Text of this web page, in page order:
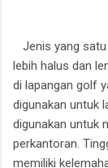
Jenis yang
lebih halus dan
di lapangan golf
digunakan untuk
digunakan untuk
perkantoran.
memiliki